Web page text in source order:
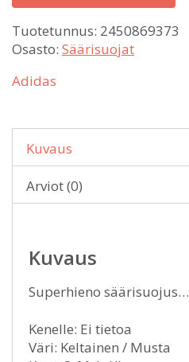
Tuotetunnus: 2450869373
Osasto: Säärisuojat
Adidas
Kuvaus
Arviot (0)
Kuvaus
Superhieno säärisuojus…
Kenelle: Ei tietoa
Väri: Keltainen / Musta